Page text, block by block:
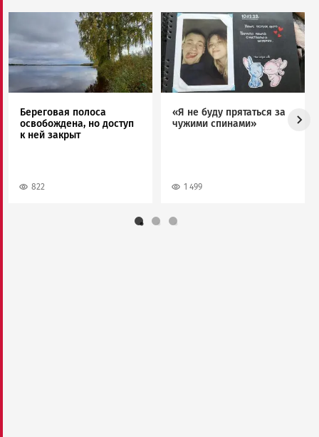
Береговая полоса
освобождена, но доступ
к ней закрыт
822
Image
«Я не буду прятаться за
чужими спинами»
1 499